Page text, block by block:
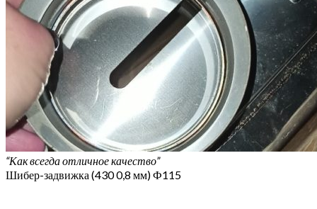
“Как всегда отличное качество”
Шибер-задвижка (430 0,8 мм) Ф115